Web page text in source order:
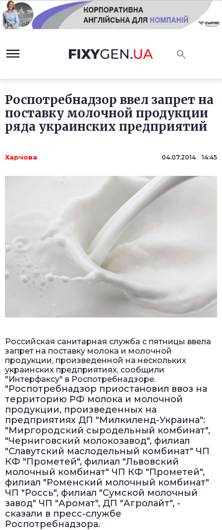
Роспотребнадзор ввел запрет на
поставку молочной продукции
ряда украинских предприятий
Харчова 04.07.2014 14:45
Российская санитарная служба с пятницы ввела
запрет на поставку молока и молочной
продукции, произведенной на нескольких
украинских предприятиях, сообщили
"Интерфаксу" в Роспотребнадзоре.
"Роспотребнадзор приостановил ввоз на
территорию РФ молока и молочной
продукции, произведенных на
предприятиях ДП "Милкиленд-Украина":
"Миргородский сыродельный комбинат",
"Черниговский молокозавод", филиал
"Славутский маслодельный комбинат" ЧП
КФ "Прометей", филиал "Львовский
молочный комбинат" ЧП КФ "Прометей",
филиал "Роменский молочный комбинат"
ЧП "Россь", филиал "Сумской молочный
завод" ЧП "Аромат", ДП "Агролайт", -
сказали в пресс-службе
Роспотребнадзора.